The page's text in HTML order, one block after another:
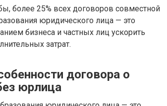
более 25% всех договоров совместной
юридического лица — это
бизнеса и частных лиц ускорить
затрат.
договора о
юрлица